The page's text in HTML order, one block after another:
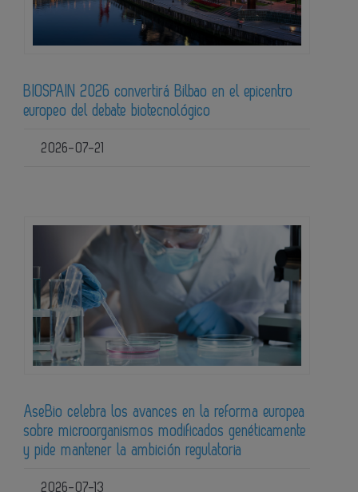
BIOSPAIN 2026 convertirá Bilbao en el epicentro
europeo del debate biotecnológico
2026-07-21
AseBio celebra los avances en la reforma europea
sobre microorganismos modificados genéticamente
y pide mantener la ambición regulatoria
2026-07-13